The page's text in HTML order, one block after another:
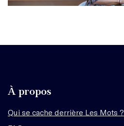
À propos
Qui se cache derrière Les Mots ?